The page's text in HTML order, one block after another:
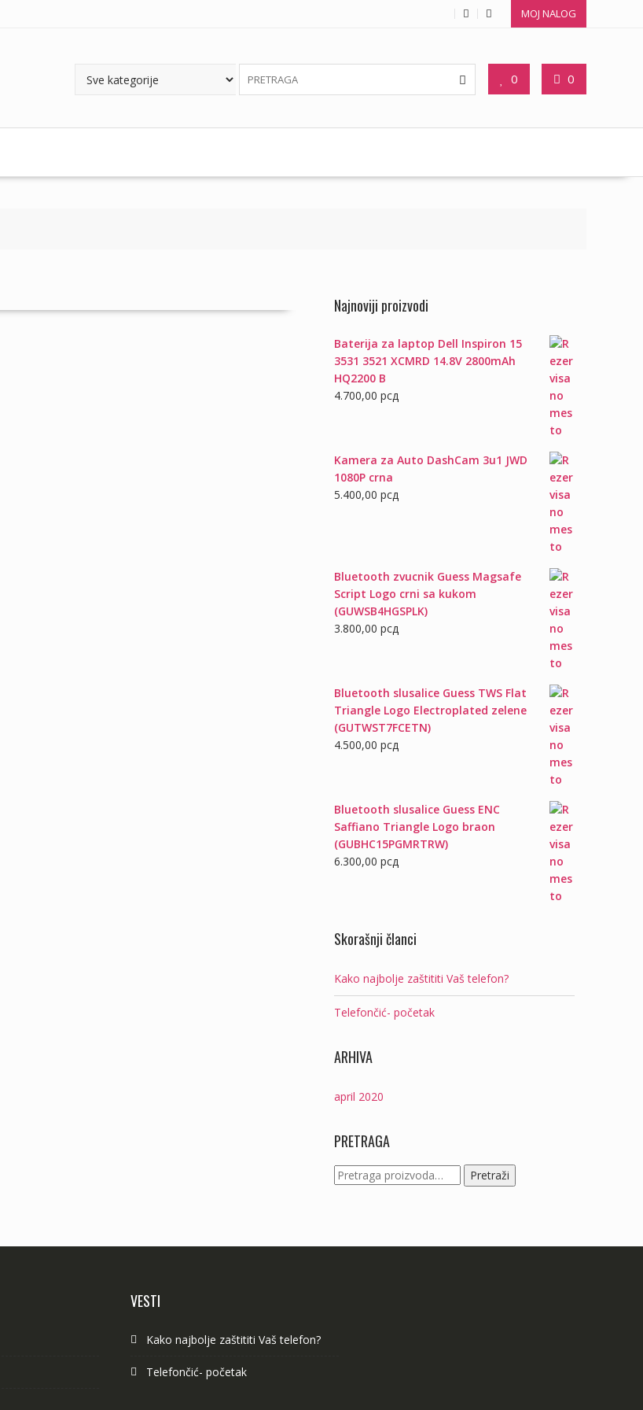
MOJ NALOG
0 0
Najnoviji proizvodi
Baterija za laptop Dell Inspiron 15
3531 3521 XCMRD 14.8V 2800mAh
HQ2200 B
4.700,00 рсд
Kamera za Auto DashCam 3u1 JWD
1080P crna
5.400,00 рсд
Bluetooth zvucnik Guess Magsafe
Script Logo crni sa kukom
(GUWSB4HGSPLK)
3.800,00 рсд
Bluetooth slusalice Guess TWS Flat
Triangle Logo Electroplated zelene
(GUTWST7FCETN)
4.500,00 рсд
Bluetooth slusalice Guess ENC
Saffiano Triangle Logo braon
(GUBHC15PGMRTRW)
6.300,00 рсд
Skorašnji članci
Kako najbolje zaštititi Vaš telefon?
Telefončić- početak
ARHIVA
april 2020
PRETRAGA
Pretraga
za:
Pretraži
VESTI
Kako najbolje zaštititi Vaš telefon?
Telefončić- početak